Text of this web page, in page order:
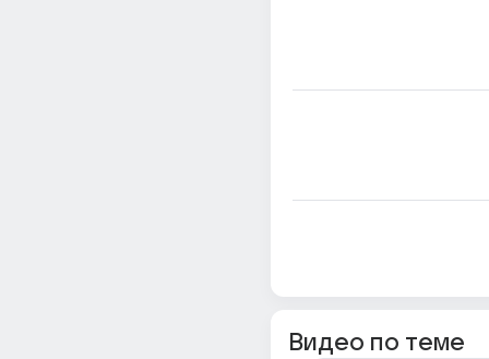
Видео по теме